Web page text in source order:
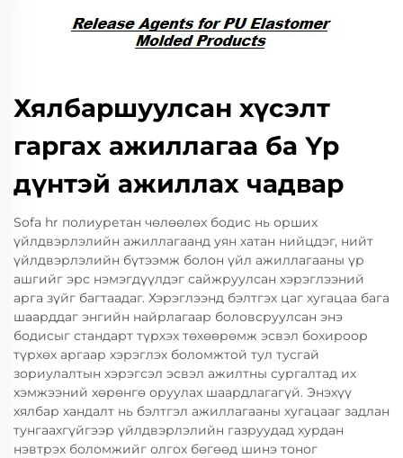
Хялбаршуулсан хүсэлт
гаргах ажиллагаа ба Үр
дүнтэй ажиллах чадвар
Sofa hr полиуретан чөлөөлөх бодис нь орших
үйлдвэрлэлийн ажиллагаанд уян хатан нийцдэг, нийт
үйлдвэрлэлийн бүтээмж болон үйл ажиллагааны үр
ашгийг эрс нэмэгдүүлдэг сайжруулсан хэрэглээний
арга зүйг багтаадаг. Хэрэглээнд бэлтгэх цаг хугацаа бага
шаарддаг энгийн найрлагаар боловсруулсан энэ
бодисыг стандарт түрхэх төхөөрөмж эсвэл бохироор
түрхөх аргаар хэрэглэх боломжтой тул тусгай
зориулалтын хэрэгсэл эсвэл ажилтны сургалтад их
хэмжээний хөрөнгө оруулах шаардлагагүй. Энэхүү
хялбар хандалт нь бэлтгэл ажиллагааны хугацааг задлан
тунгаахгүйгээр үйлдвэрлэлийн газруудад хурдан
нэвтрэх боломжийг олгох бөгөөд шинэ тоног